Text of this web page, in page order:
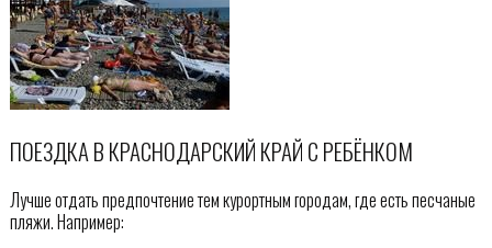
ПОЕЗДКА В КРАСНОДАРСКИЙ КРАЙ С РЕБЁНКОМ
Лучше отдать предпочтение тем курортным городам, где есть песчаные
пляжи. Например: